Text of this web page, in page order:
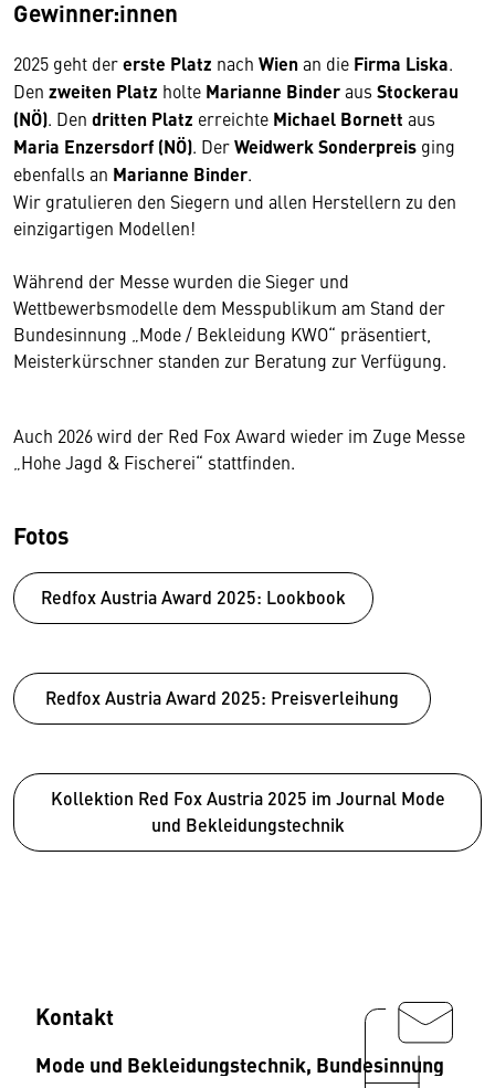
Gewinner:innen
2025 geht dererste Platz nach Wien an die Firma Liska.
Den zweiten Platz holte Marianne Binderaus Stockerau
(NÖ). Den dritten Platz erreichte Michael Bornett aus
Maria Enzersdorf (NÖ). DerWeidwerk Sonderpreis ging
ebenfalls an Marianne Binder.
Wir gratulieren den Siegern und allen Herstellern zu den
einzigartigen Modellen!
Während der Messe wurden die Sieger und
Wettbewerbsmodelle dem Messpublikum am Stand der
Bundesinnung „Mode / Bekleidung KWO“ präsentiert,
Meisterkürschner standen zur Beratung zur Verfügung.
Auch 2026 wird der Red Fox Award wieder im Zuge Messe
„Hohe Jagd & Fischerei“ stattfinden.
Fotos
Redfox Austria Award 2025: Lookbook
Redfox Austria Award 2025: Preisverleihung
Kollektion Red Fox Austria 2025 im Journal Mode
und Bekleidungstechnik
Kontakt
Mode und Bekleidungstechnik, Bundesinnung